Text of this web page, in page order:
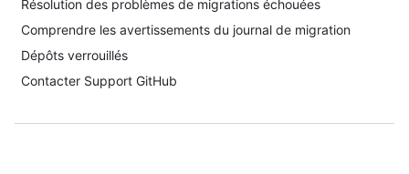
Résolution des problèmes de migrations échouées
Comprendre les avertissements du journal de migration
Dépôts verrouillés
Contacter Support GitHub